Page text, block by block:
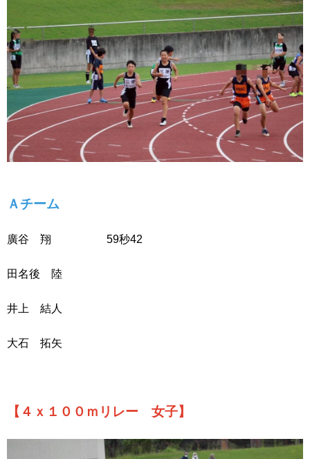
Ａチーム
廣谷 翔 59秒42
田名後 陸
井上 結人
大石 拓矢
【４ｘ１００ｍリレー 女子】